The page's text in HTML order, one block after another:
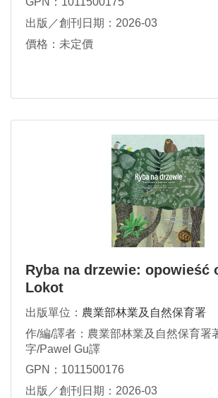
出版／創刊日期：2026-03
價格：未定價
Ryba na drzewie: opowieść
Lokot
出版單位： 農業部林業及自然保育署
作/編/譯者：農業部林業及自然保育署
字/Pawel Gu譯
GPN：1011500176
出版／創刊日期：2026-03